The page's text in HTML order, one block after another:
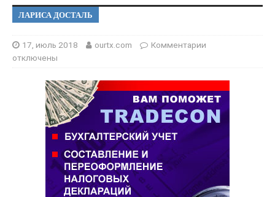
ЛАРИСА ДОСТАЛЬ
17, июль 2018 ourtx.com
Комментарии
отключены